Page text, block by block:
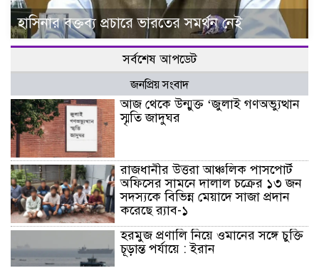
হাসিনার বক্তব্য প্রচারে ভারতের সমর্থন নেই
সর্বশেষ আপডেট
জনপ্রিয় সংবাদ
আজ থেকে উন্মুক্ত ‘জুলাই গণঅভ্যুত্থান
স্মৃতি জাদুঘর
রাজধানীর উত্তরা আঞ্চলিক পাসপোর্ট
অফিসের সামনে দালাল চক্রের ১৩ জন
সদস্যকে বিভিন্ন মেয়াদে সাজা প্রদান
করেছে র‌্যাব-১
হরমুজ প্রণালি নিয়ে ওমানের সঙ্গে চুক্তি
চূড়ান্ত পর্যায়ে : ইরান